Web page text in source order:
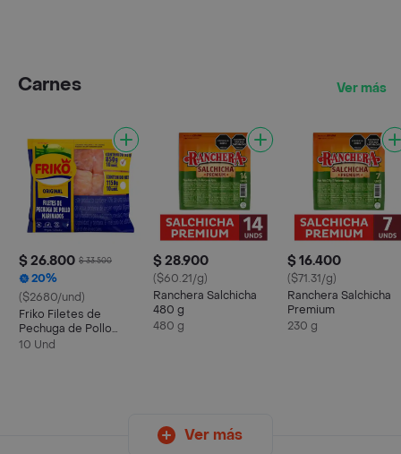
Carnes Ver más
$ 26.800 $ 33.500
20%
($2680/und)
Friko Filetes de
Pechuga de Pollo
Marinados
10 Und
$ 28.900
($60.21/g)
Ranchera Salchicha
480 g
480 g
$ 16.400
($71.31/g)
Ranchera Salchicha
Premium
230 g
Ver más